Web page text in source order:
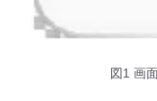
図1 画